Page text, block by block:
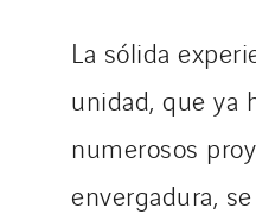
La sólida
unidad, que ya
numerosos
envergadura,